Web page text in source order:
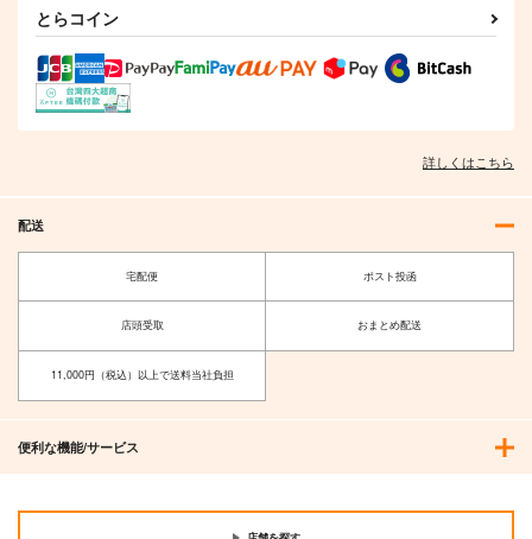
1,430円（税込）
ユイマン・浅間
作品詳細
カラ
作品詳細
必然のカタストロフィ
／Magical-マジカル-
少女フラクタル
サンプル
作品詳細
Grateful Days
魂の語りに導かれて
パン屋天文台
とらコイン
詳しくはこちら
配送
宅配便 ポスト投函
店頭受取 おまとめ配送
11,000円（税込）以上で送料当社負担
便利な機能/サービス